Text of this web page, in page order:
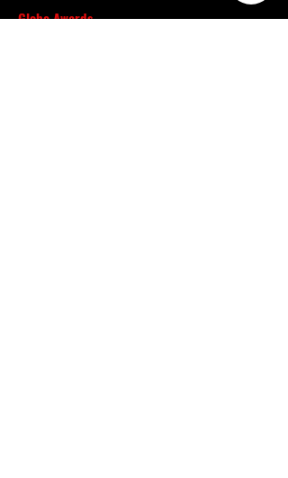
Globe Awards